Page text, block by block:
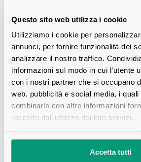
Questo sito web utilizza i cookie
Utilizziamo i cookie per
annunci, per fornire funzionalità dei
analizzare il nostro traffico.
informazioni sul modo in cui l’utente
con i nostri partner che si occupano
web, pubblicità e social media, i quali
combinarle con altre informazioni
raccolto dall’utilizzo dei loro servizi.
Accetta tutti
Questo proverbio ha radici
ciclo della vite. Si riferisce all’11
Martino, che da secoli segna un
dell’anno rurale: lafine della
trasformazione del mosto in vino.
Dopo settimane di fermentazione, infatti,
Martino il mosto (cioè il succo d’uva
diventa ufficialmente vino. Era il
vino nuovo. Un’occasione di festa, ma
simbolico: il frutto del lavoro nei campi si